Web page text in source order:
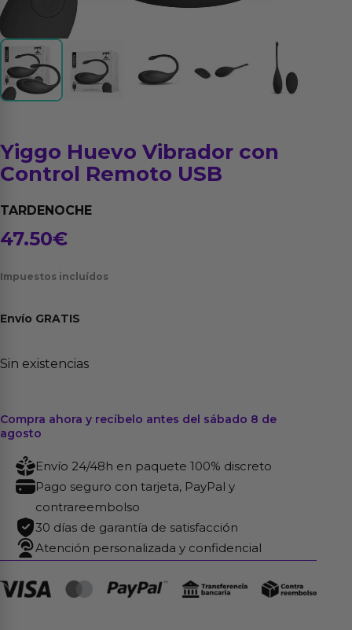
Yiggo Huevo Vibrador con
Control Remoto USB
TARDENOCHE
47.50€
Impuestos incluídos
Envío GRATIS
Sin existencias
Compra ahora y recíbelo antes del sábado 8 de
agosto
Envío 24/48h en paquete 100% discreto
Pago seguro con tarjeta, PayPal y
contrareembolso
30 días de garantía de satisfacción
Atención personalizada y confidencial